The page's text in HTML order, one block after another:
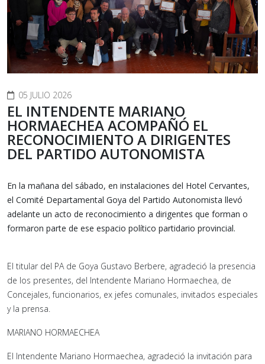
05 JULIO 2026
EL INTENDENTE MARIANO
HORMAECHEA ACOMPAÑÓ EL
RECONOCIMIENTO A DIRIGENTES
DEL PARTIDO AUTONOMISTA
En la mañana del sábado, en instalaciones del Hotel Cervantes,
el Comité Departamental Goya del Partido Autonomista llevó
adelante un acto de reconocimiento a dirigentes que forman o
formaron parte de ese espacio político partidario provincial.
El titular del PA de Goya Gustavo Berbere, agradeció la presencia
de los presentes, del Intendente Mariano Hormaechea, de
Concejales, funcionarios, ex jefes comunales, invitados especiales
y la prensa.
MARIANO HORMAECHEA
El Intendente Mariano Hormaechea, agradeció la invitación para